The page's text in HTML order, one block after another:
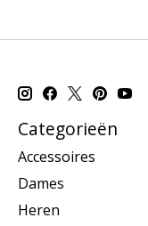
Categorieën
Accessoires
Dames
Heren